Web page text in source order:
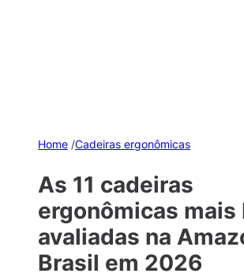
Home /Cadeiras ergonômicas
As 11 cadeiras
ergonômicas mais
avaliadas na
Brasil em 2026